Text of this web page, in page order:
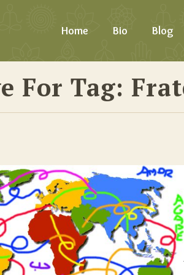
Home Bio Blog
For Tag: